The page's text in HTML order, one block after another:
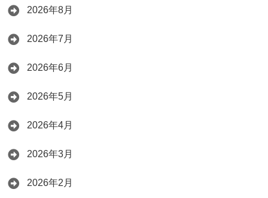
2026年8月
2026年7月
2026年6月
2026年5月
2026年4月
2026年3月
2026年2月